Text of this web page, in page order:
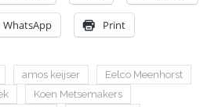
WhatsApp Print
amos keijser
Eelco Meenhorst
Koen Metsemakers